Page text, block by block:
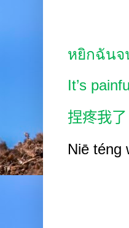
หยิกฉันจ
It’s
捏疼我了
Niē téng